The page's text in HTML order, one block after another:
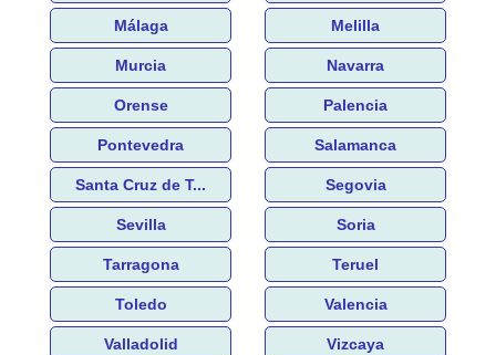
Málaga Melilla
Murcia Navarra
Orense Palencia
Pontevedra Salamanca
Santa Cruz de T... Segovia
Sevilla Soria
Tarragona Teruel
Toledo Valencia
Valladolid Vizcaya